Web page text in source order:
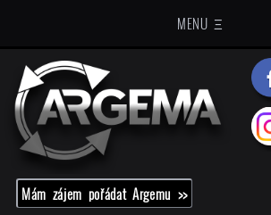
MENU Ξ
Mám zájem pořádat Argemu >>